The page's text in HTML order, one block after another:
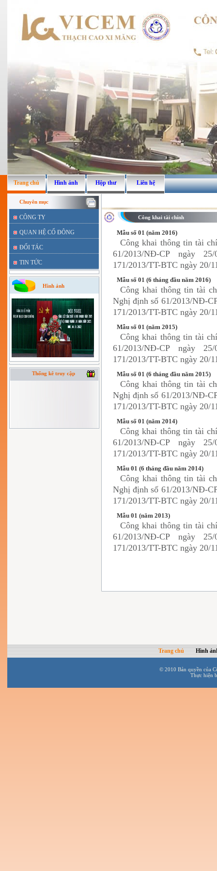
Trang chủ Hình ảnh Hộp thư Liên hệ
Chuyên mục
CÔNG TY
QUAN HỆ CỔ ĐÔNG
ĐỐI TÁC
TIN TỨC
Hình ảnh
Thống kê truy cập
Công khai tài chính
Mẫu số 01 (năm 2016)
Công khai thông tin tài
61/2013/NĐ-CP ngày
171/2013/TT-BTC ngày 20/
Mẫu số 01 (6 tháng đầu năm 2016)
Công khai thông tin tài
Nghị định số 61/2013/NĐ-
171/2013/TT-BTC ngày 20/
Mẫu số 01 (năm 2015)
Công khai thông tin tài
61/2013/NĐ-CP ngày
171/2013/TT-BTC ngày 20/
Mẫu số 01 (6 tháng đầu năm 2015)
Công khai thông tin tài
Nghị định số 61/2013/NĐ-
171/2013/TT-BTC ngày 20/
Mẫu số 01 (năm 2014)
Công khai thông tin tài
61/2013/NĐ-CP ngày
171/2013/TT-BTC ngày 20/
Mẫu 01 (6 tháng đầu năm 2014)
Công khai thông tin tài
Nghị định số 61/2013/NĐ-
171/2013/TT-BTC ngày 20/
Mẫu 01 (năm 2013)
Công khai thông tin tài
61/2013/NĐ-CP ngày
171/2013/TT-BTC ngày 20/
Trang chủ Hình
© 2010 Bản quyền của
Thực hiện